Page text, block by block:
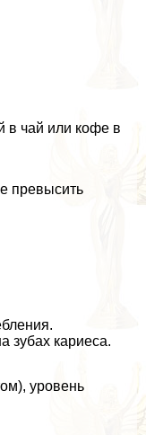
в чай или кофе в
превысить
зубах кариеса.
уровень